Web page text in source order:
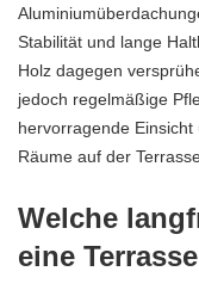
Stabilität und lange
Holz dagegen
jedoch regelmäßige
hervorragende
Räume auf der
Welche
eine